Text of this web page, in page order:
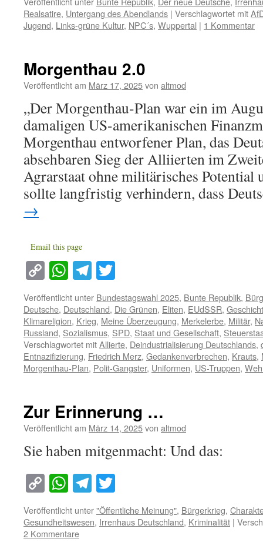
Realsatire, Untergang des Abendlands | Verschlagwortet mit
Jugend, Links-grüne Kultur, NPC´s, Wuppertal | 1 Kommentar
Morgenthau 2.0
Veröffentlicht am März 17, 2025von altmod
„Der Morgenthau-Plan war ein im
damaligen US-amerikanischen
Morgenthau entworfener Plan, das
absehbaren Sieg der Alliierten im
Agrarstaat ohne militärisches Potential
sollte langfristig verhindern, dass
→
Email this page
Copy
Link
WhatsApp
Telegram
Veröffentlicht unter Bundestagswahl 2025, Bunte Republik,
Deutsche, Deutschland, Die Grünen, Eliten, EUdSSR,
Klimareligion, Krieg, Meine Überzeugung, Merkelerbe, Militär,
Russland, Sozialismus, SPD, Staat und Gesellschaft,
Verschlagwortet mitAllierte, Deindustrialisierung Deutschlands,
Entnazifizierung, Friedrich Merz, Gedankenverbrechen, Krauts,
Morgenthau-Plan, Polit-Gangster, Uniformen, US-Truppen,
Zur Erinnerung …
Veröffentlicht am März 14, 2025von altmod
Sie haben mitgenmacht: Und das:
Copy
Link
WhatsApp
Telegram
Veröffentlicht unter"Öffentliche Meinung", Bürgerkrieg,
Gesundheitswesen, Irrenhaus Deutschland, Kriminalität |
2 Kommentare